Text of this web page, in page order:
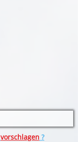
vorschlagen ?